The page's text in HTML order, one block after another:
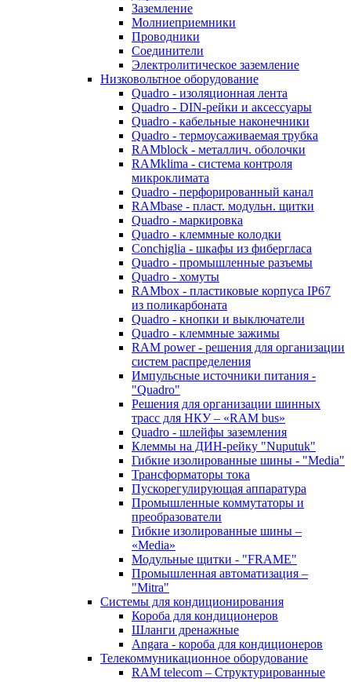
Заземление
Молниеприемники
Проводники
Соединители
Электролитическое заземление
Низковольтное оборудование
Quadro - изоляционная лента
Quadro - DIN-рейки и аксессуары
Quadro - кабельные наконечники
Quadro - термоусаживаемая трубка
RAMblock - металлич. оболочки
RAMklima - система контроля
микроклимата
Quadro - перфорированный канал
RAMbase - пласт. модульн. щитки
Quadro - маркировка
Quadro - клеммные колодки
Conchiglia - шкафы из фибергласа
Quadro - промышленные разъемы
Quadro - хомуты
RAMbox - пластиковые корпуса IP67
из поликарбоната
Quadro - кнопки и выключатели
Quadro - клеммные зажимы
RAM power - решения для организации
систем распределения
Импульсные источники питания -
"Quadro"
Решения для организации шинных
трасс для НКУ – «RAM bus»
Quadro - шлейфы заземления
Клеммы на ДИН-рейку "Nuputuk"
Гибкие изолированные шины - "Media"
Трансформаторы тока
Пускорегулирующая аппаратура
Промышленные коммутаторы и
преобразователи
Гибкие изолированные шины –
«Media»
Модульные щитки - "FRAME"
Промышленная автоматизация –
"Mitra"
Системы для кондиционирования
Короба для кондиционеров
Шланги дренажные
Angara - короба для кондиционеров
Телекоммуникационное оборудование
RAM telecom – Структурированные